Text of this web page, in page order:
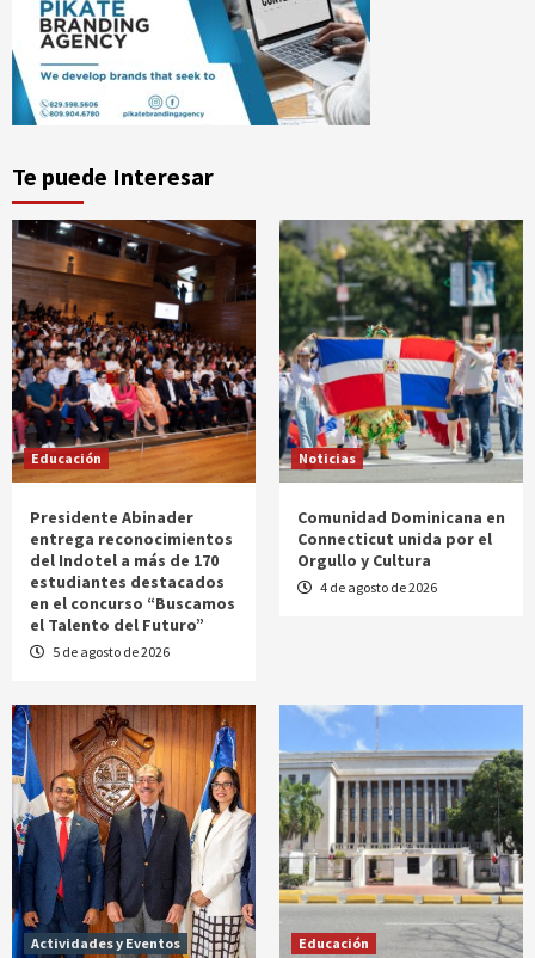
Te puede Interesar
Educación
Presidente Abinader
entrega reconocimientos
del Indotel a más de 170
estudiantes destacados
en el concurso “Buscamos
el Talento del Futuro”
5 de agosto de 2026
Noticias
Comunidad Dominicana en
Connecticut unida por el
Orgullo y Cultura
4 de agosto de 2026
Actividades y Eventos Educación